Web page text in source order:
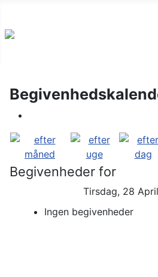
Begivenheder for
Tirsdag, 28
Ingen begivenheder